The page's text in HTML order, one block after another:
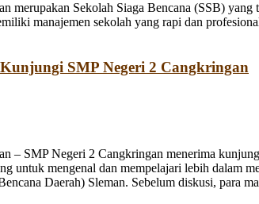
merupakan Sekolah Siaga Bencana (SSB)
manajemen sekolah yang rapi dan
SMP Negeri 2 Cangkringan
– SMP Negeri 2 Cangkringan menerima
untuk mengenal dan mempelajari lebih
Daerah) Sleman. Sebelum diskusi, para